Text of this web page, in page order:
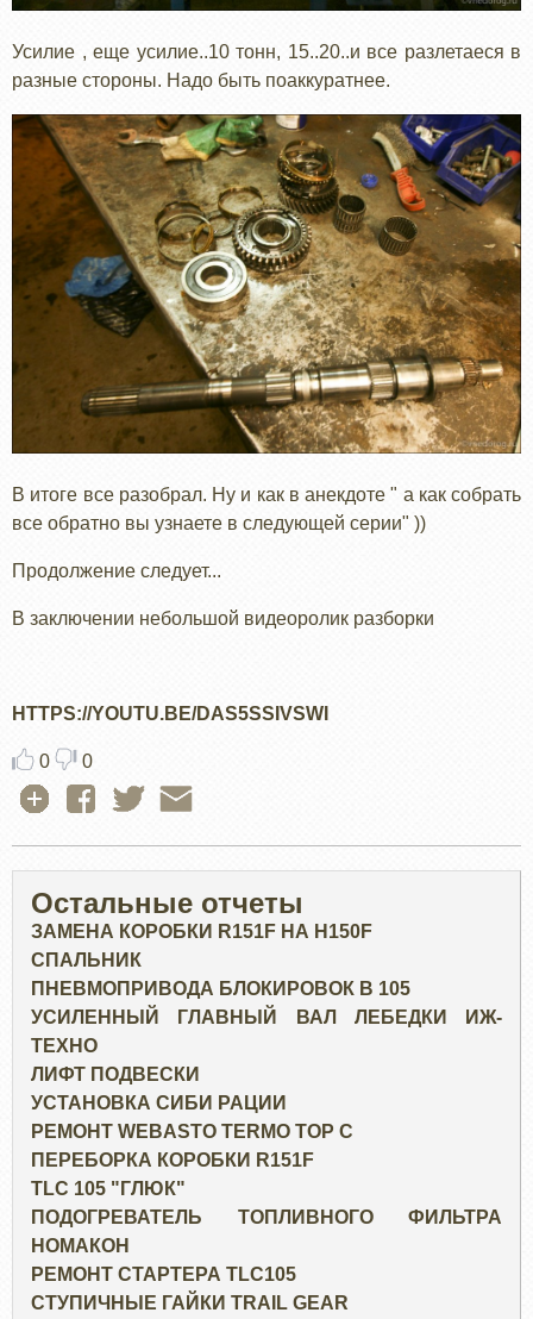
Усилие , еще усилие..10 тонн, 15..20..и все разлетаеся в
разные стороны. Надо быть поаккуратнее.
В итоге все разобрал. Ну и как в анекдоте " а как собрать
все обратно вы узнаете в следующей серии" ))
Продолжение следует...
В заключении небольшой видеоролик разборки
HTTPS://YOUTU.BE/DAS5SSIVSWI
0 0
Остальные отчеты
ЗАМЕНА КОРОБКИ R151F НА H150F
СПАЛЬНИК
ПНЕВМОПРИВОДА БЛОКИРОВОК В 105
УСИЛЕННЫЙ ГЛАВНЫЙ ВАЛ ЛЕБЕДКИ ИЖ-
ТЕХНО
ЛИФТ ПОДВЕСКИ
УСТАНОВКА СИБИ РАЦИИ
РЕМОНТ WEBASTO TERMO TOP C
ПЕРЕБОРКА КОРОБКИ R151F
TLC 105 "ГЛЮК"
ПОДОГРЕВАТЕЛЬ ТОПЛИВНОГО ФИЛЬТРА
НОМАКОН
РЕМОНТ СТАРТЕРА TLC105
СТУПИЧНЫЕ ГАЙКИ TRAIL GEAR